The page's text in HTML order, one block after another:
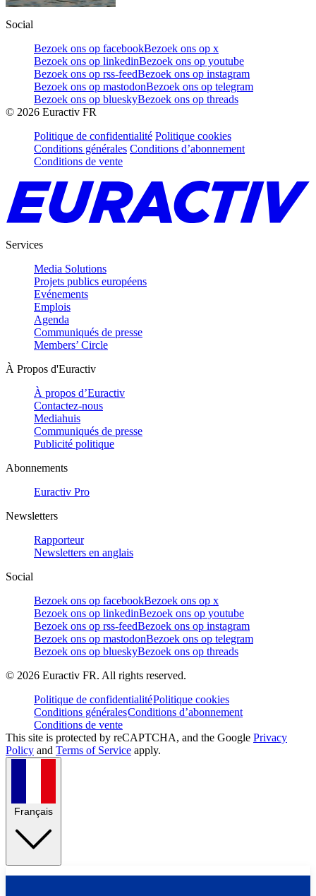
Social
Bezoek ons op facebookBezoek ons op x
Bezoek ons op linkedinBezoek ons op youtube
Bezoek ons op rss-feedBezoek ons op instagram
Bezoek ons op mastodonBezoek ons op telegram
Bezoek ons op blueskyBezoek ons op threads
© 2026 Euractiv FR
Politique de confidentialité Politique cookies
Conditions générales Conditions d’abonnement
Conditions de vente
Services
Media Solutions
Projets publics européens
Evénements
Emplois
Agenda
Communiqués de presse
Members’ Circle
À Propos d'Euractiv
À propos d’Euractiv
Contactez-nous
Mediahuis
Communiqués de presse
Publicité politique
Abonnements
Euractiv Pro
Newsletters
Rapporteur
Newsletters en anglais
Social
Bezoek ons op facebookBezoek ons op x
Bezoek ons op linkedinBezoek ons op youtube
Bezoek ons op rss-feedBezoek ons op instagram
Bezoek ons op mastodonBezoek ons op telegram
Bezoek ons op blueskyBezoek ons op threads
© 2026 Euractiv FR. All rights reserved.
Politique de confidentialitéPolitique cookies
Conditions généralesConditions d’abonnement
Conditions de vente
This site is protected by reCAPTCHA, and the Google Privacy
Policy and Terms of Service apply.
Français